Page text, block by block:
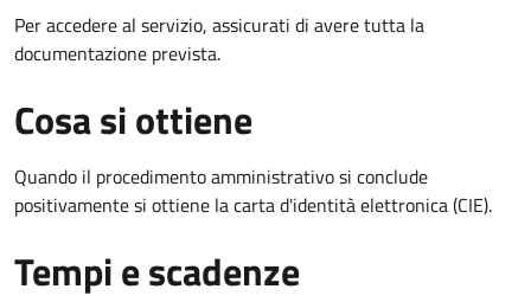
Per accedere al servizio, assicurati di avere tutta la
documentazione prevista.
Cosa si ottiene
Quando il procedimento amministrativo si conclude
positivamente si ottiene la carta d'identità elettronica (CIE).
Tempi e scadenze